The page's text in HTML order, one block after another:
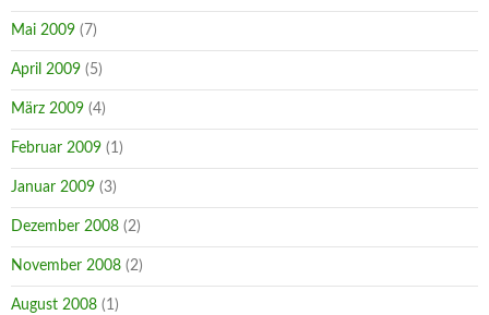
Mai 2009 (7)
April 2009 (5)
März 2009 (4)
Februar 2009 (1)
Januar 2009 (3)
Dezember 2008 (2)
November 2008 (2)
August 2008 (1)